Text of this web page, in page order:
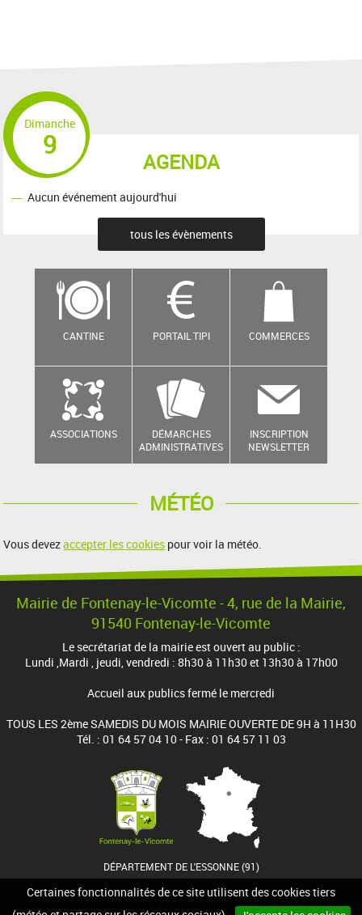
Certaines fonctionnalités de ce site utilisent des cookies tiers
AGENDA
Dimanche
9
Aucun événement aujourd'hui
tous les évènements
CANTINE PORTAIL TIPI COMMERCES
ASSOCIATIONS
DÉMARCHES
ADMINISTRATIVES
INSCRIPTION
NEWSLETTER
MÉTÉO
Vous devezaccepter les cookies pour voir la météo.
Mairie de Fontenay-le-Vicomte - 4, rue de la Mairie,
91540 Fontenay-le-Vicomte
Le secrétariat de la mairie est ouvert au public :
Lundi ,Mardi , jeudi, vendredi : 8h30 à 11h30 et 13h30 à 17h00
Accueil aux publics fermé le mercredi
TOUS LES 2ème SAMEDIS DU MOIS MAIRIE OUVERTE DE 9H à 11H30
Tél. : 01 64 57 04 10 - Fax : 01 64 57 11 03
DÉPARTEMENT DE L'ESSONNE (91)
Mentions légales